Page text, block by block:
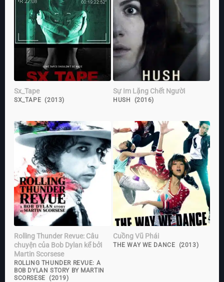
Sx_Tape
SX_TAPE (2013)
Sự Im Lặng Chết Người
HUSH (2016)
Rolling Thunder Revue: Câu
chuyện của Bob Dylan kể bởi
Martin Scorsese
ROLLING THUNDER REVUE: A
BOB DYLAN STORY BY MARTIN
SCORSESE (2019)
Cuồng Vũ Phái
THE WAY WE DANCE (2013)